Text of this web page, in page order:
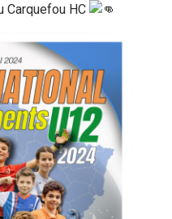
Carquefou HC